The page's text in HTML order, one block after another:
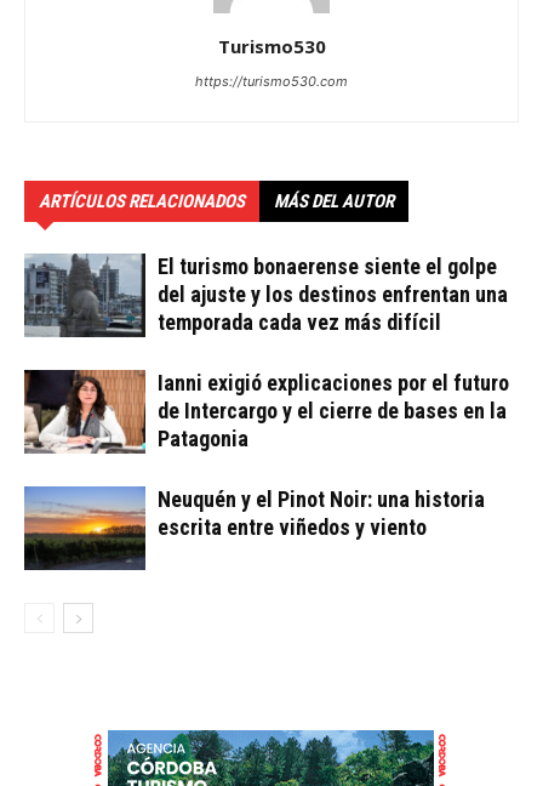
Turismo530
https://turismo530.com
ARTÍCULOS RELACIONADOS MÁS DEL AUTOR
El turismo bonaerense siente el golpe
del ajuste y los destinos enfrentan una
temporada cada vez más difícil
Ianni exigió explicaciones por el futuro
de Intercargo y el cierre de bases en la
Patagonia
Neuquén y el Pinot Noir: una historia
escrita entre viñedos y viento